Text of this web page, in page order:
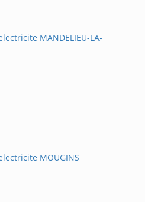
MANDELIEU-LA-
MOUGINS